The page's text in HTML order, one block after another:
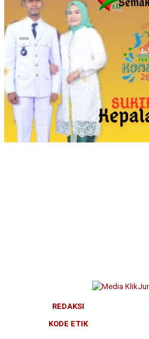
REDAKSI
KODE ETIK